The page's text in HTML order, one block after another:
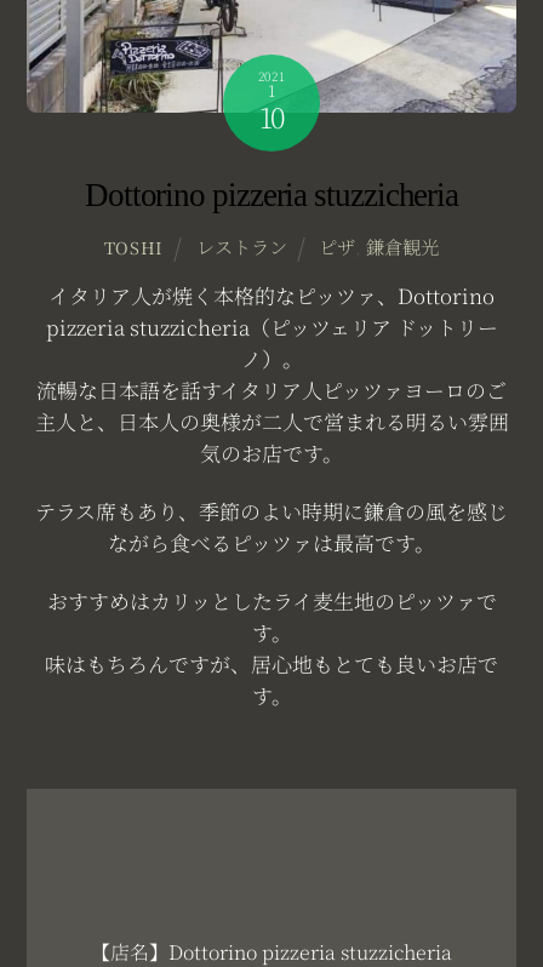
2021
1
10
Dottorino pizzeria stuzzicheria
TOSHI レストラン ピザ ,鎌倉観光
イタリア人が焼く本格的なピッツァ、Dottorino
pizzeria stuzzicheria（ピッツェリア ドットリー
ノ）。
流暢な日本語を話すイタリア人ピッツァヨーロのご
主人と、日本人の奥様が二人で営まれる明るい雰囲
気のお店です。
テラス席もあり、季節のよい時期に鎌倉の風を感じ
ながら食べるピッツァは最高です。
おすすめはカリッとしたライ麦生地のピッツァで
す。
味はもちろんですが、居心地もとても良いお店で
す。
【店名】Dottorino pizzeria stuzzicheria